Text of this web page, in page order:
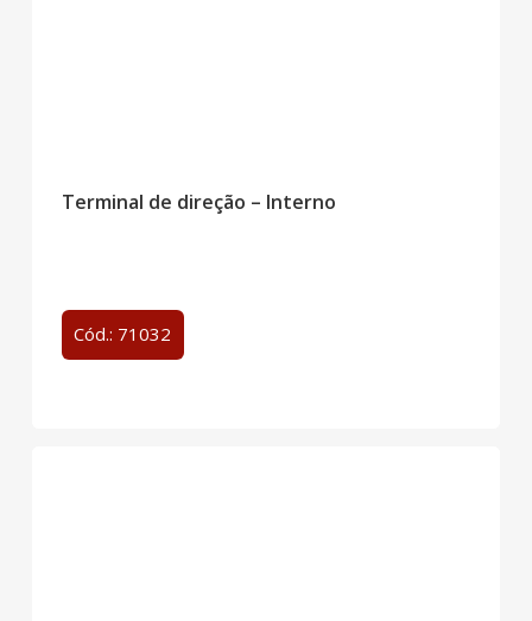
Terminal de direção – Interno
Cód.: 71032